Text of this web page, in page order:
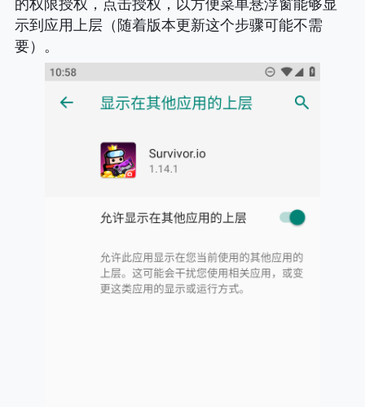
的权限授权，点击授权，以方便菜单悬浮窗能够显
示到应用上层（随着版本更新这个步骤可能不需
要）。